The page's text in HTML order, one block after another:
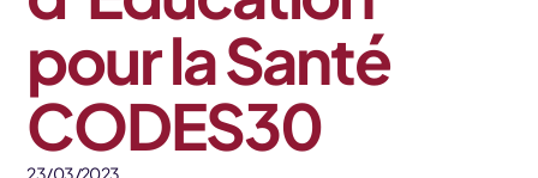
pour la Santé
CODES30
23/03/2023